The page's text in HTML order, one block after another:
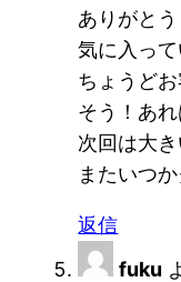
ありがと
気に入っ
ちょうど
そう！あ
次回は大き
またいつ
返信
fuku